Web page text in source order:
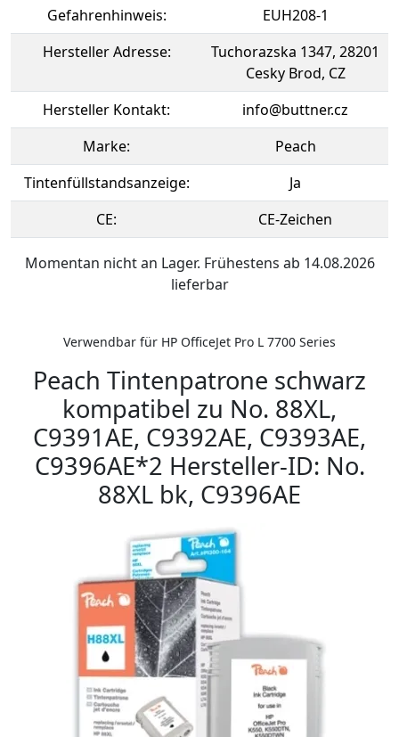
Gefahrenhinweis:
EUH208-1
Hersteller Adresse:
Tuchorazska 1347, 28201
Cesky Brod, CZ
Hersteller Kontakt:
info@buttner.cz
Marke:
Peach
Tintenfüllstandsanzeige:
Ja
CE:
CE-Zeichen
Momentan nicht an Lager. Frühestens ab 14.08.2026
lieferbar
Verwendbar für HP OfficeJet Pro L 7700 Series
Peach Tintenpatrone schwarz
kompatibel zu No. 88XL,
C9391AE, C9392AE, C9393AE,
C9396AE*2 Hersteller-ID: No.
88XL bk, C9396AE